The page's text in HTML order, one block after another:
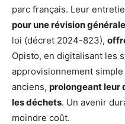
parc français. Leur
pour une révision générale
loi (décret 2024-823),
Opisto, en digitalisant les
approvisionnement
anciens, prolongeant leur
les déchets. Un avenir
moindre coût.